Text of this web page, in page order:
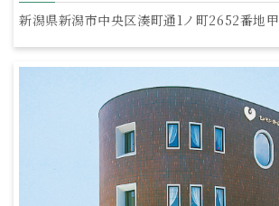
新潟県新潟市中央区湊町通1ノ町2652番地甲